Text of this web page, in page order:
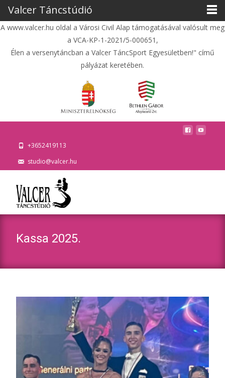
A www.valcer.hu oldal a Városi Civil Alap támogatásával valósult meg
a VCA-KP-1-2021/5-000651,
Élen a versenytáncban a Valcer TáncSport Egyesületben!" című
pályázat keretében.
+3652419113
studio@valcer.hu
Kassa 2025.
Valcer Táncstúdió